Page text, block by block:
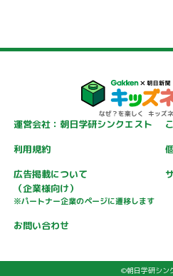
運営会社：朝日学研シンクエスト
利用規約
広告掲載について
（企業様向け）
※パートナー企業のページに遷移します
お問い合わせ
©朝日学研シン